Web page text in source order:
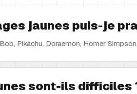
jaunes puis-je
Pikachu, Doraemon, Homer
sont-ils difficiles